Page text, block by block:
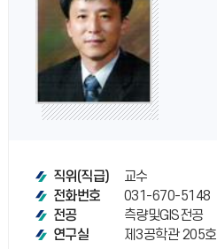
직위(직급)
교수
전화번호
031-670-5148
전공
측량및GIS전공
연구실
제3공학관 205호